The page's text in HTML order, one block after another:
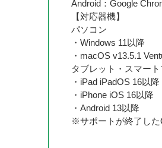
Android：Google
【対応器機】
パソコン
・Windows 11以降
・macOS v13.5.1
タブレット・スマー
・iPad iPadOS 16以降
・iPhone iOS 16以降
・Android 13以降
※サポートが終了した